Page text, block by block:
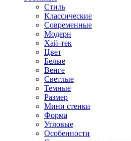
Стиль
Классические
Современные
Модерн
Хай-тек
Цвет
Белые
Венге
Светлые
Темные
Размер
Мини стенки
Форма
Угловые
Особенности